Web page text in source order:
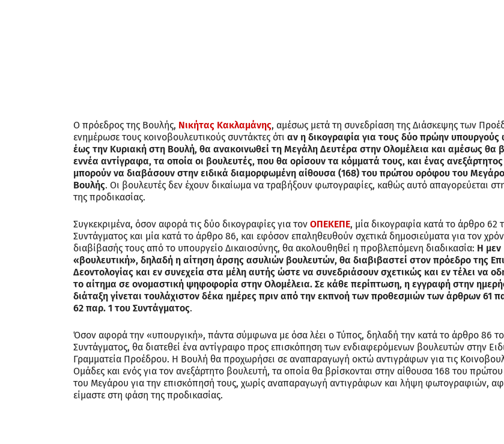
Ο πρόεδρος της Βουλής, Νικήτας Κακλαμάνης, αμέσως μετά τη συνεδρίαση της Διάσκεψης των
ενημέρωσε τους κοινοβουλευτικούς συντάκτες ότι αν η δικογραφία για τους δύο πρώην υπουργούς
έως την Κυριακή στη Βουλή, θα ανακοινωθεί τη Μεγάλη Δευτέρα στην Ολομέλεια και αμέσως θα
εννέα αντίγραφα, τα οποία οι βουλευτές, που θα ορίσουν τα κόμματά τους, και ένας
μπορούν να διαβάσουν στην ειδικά διαμορφωμένη αίθουσα (168) του πρώτου ορόφου του
Βουλής. Οι βουλευτές δεν έχουν δικαίωμα να τραβήξουν φωτογραφίες, καθώς αυτό απαγορεύεται
της προδικασίας.
Συγκεκριμένα, όσον αφορά τις δύο δικογραφίες για τον ΟΠΕΚΕΠΕ, μία δικογραφία κατά το άρθρο 62
Συντάγματος και μία κατά το άρθρο 86, και εφόσον επαληθευθούν σχετικά δημοσιεύματα για τον
διαβίβασής τους από το υπουργείο Δικαιοσύνης, θα ακολουθηθεί η προβλεπόμενη διαδικασία: Η μεν
«βουλευτική», δηλαδή η αίτηση άρσης ασυλιών βουλευτών, θα διαβιβαστεί στον πρόεδρο της
Δεοντολογίας και εν συνεχεία στα μέλη αυτής ώστε να συνεδριάσουν σχετικώς και εν τέλει να
το αίτημα σε ονομαστική ψηφοφορία στην Ολομέλεια. Σε κάθε περίπτωση, η εγγραφή στην
διάταξη γίνεται τουλάχιστον δέκα ημέρες πριν από την εκπνοή των προθεσμιών των άρθρων 61
62 παρ. 1 του Συντάγματος.
Όσον αφορά την «υπουργική», πάντα σύμφωνα με όσα λέει ο Τύπος, δηλαδή την κατά το άρθρο 86
Συντάγματος, θα διατεθεί ένα αντίγραφο προς επισκόπηση των ενδιαφερόμενων βουλευτών στην
Γραμματεία Προέδρου. Η Βουλή θα προχωρήσει σε αναπαραγωγή οκτώ αντιγράφων για τις
Ομάδες και ενός για τον ανεξάρτητο βουλευτή, τα οποία θα βρίσκονται στην αίθουσα 168 του
του Μεγάρου για την επισκόπησή τους, χωρίς αναπαραγωγή αντιγράφων και λήψη φωτογραφιών,
είμαστε στη φάση της προδικασίας.